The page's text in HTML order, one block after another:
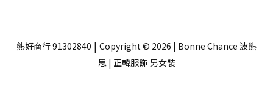
熊好商行 91302840 | Copyright © 2026 | Bonne Chance 波熊
思 | 正韓服飾 男女裝